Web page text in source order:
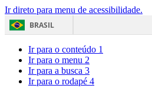
Ir direto para menu de acessibilidade.
BRASIL
Ir para o conteúdo 1
Ir para o menu 2
Ir para a busca 3
Ir para o rodapé 4